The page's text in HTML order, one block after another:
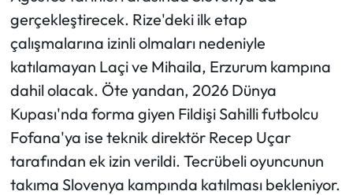
gerçekleştirecek. Rize'deki ilk etap
çalışmalarına izinli olmaları nedeniyle
katılamayan Laçi ve Mihaila, Erzurum kampına
dahil olacak. Öte yandan, 2026 Dünya
Kupası'nda forma giyen Fildişi Sahilli futbolcu
Fofana'ya ise teknik direktör Recep Uçar
tarafından ek izin verildi. Tecrübeli oyuncunun
takıma Slovenya kampında katılması bekleniyor.